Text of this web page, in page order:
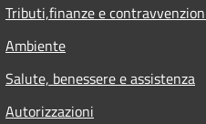
Tributi,finanze e
Ambiente
Salute, benessere e assistenza
Autorizzazioni